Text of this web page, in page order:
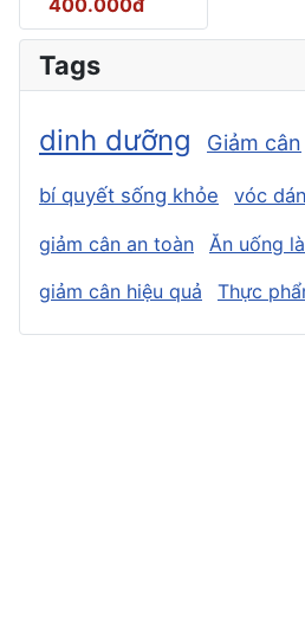
Tags
dinh dưỡng Giảm cân
bí quyết sống khỏe vóc
giảm cân an toàn
Ăn uống
giảm cân hiệu quả
Thực